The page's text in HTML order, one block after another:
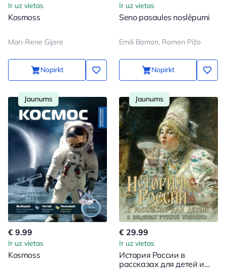
Ir uz vietas
Kosmoss
Mari-Rene Gijore
Nopirkt
Ir uz vietas
Seno pasaules noslēpumi
Emili Bomon, Romen Pižo
Nopirkt
Jaunums
€ 9.99
Ir uz vietas
Kosmoss
Jaunums
€ 29.99
Ir uz vietas
История России в
рассказах для детей и